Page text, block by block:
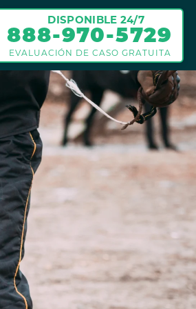
DISPONIBLE 24/7
888-970-5729
EVALUACIÓN DE CASO GRATUITA